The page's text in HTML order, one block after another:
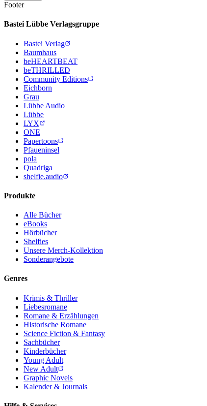
Footer
Bastei Lübbe Verlagsgruppe
Bastei Verlag
Baumhaus
beHEARTBEAT
beTHRILLED
Community Editions
Eichborn
Grau
Lübbe Audio
Lübbe
LYX
ONE
Papertoons
Pfaueninsel
pola
Quadriga
shelfie.audio
Produkte
Alle Bücher
eBooks
Hörbücher
Shelfies
Unsere Merch-Kollektion
Sonderangebote
Genres
Krimis & Thriller
Liebesromane
Romane & Erzählungen
Historische Romane
Science Fiction & Fantasy
Sachbücher
Kinderbücher
Young Adult
New Adult
Graphic Novels
Kalender & Journals